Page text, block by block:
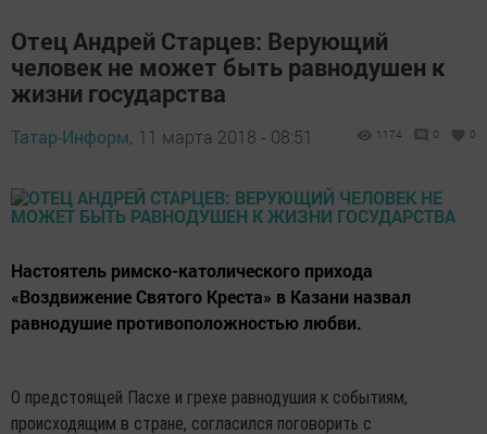
Отец Андрей Старцев: Верующий
человек не может быть равнодушен к
жизни государства
Татар-Информ, 11 марта 2018 - 08:51 1174 0 0
Настоятель римско-католического прихода
«Воздвижение Святого Креста» в Казани назвал
равнодушие противоположностью любви.
О предстоящей Пасхе и грехе равнодушия к событиям,
происходящим в стране, согласился поговорить с